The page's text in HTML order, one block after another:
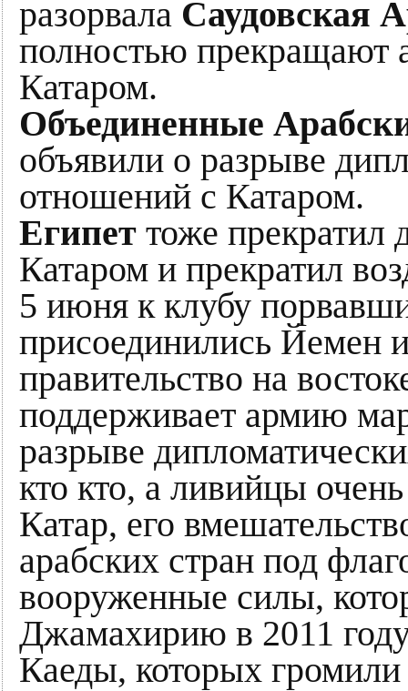
разорвала Саудовская
полностью прекращают
Катаром.
Объединенные
объявили о разрыве
отношений с Катаром.
Египет тоже прекратил
Катаром и прекратил
5 июня к клубу
присоединились Йемен
правительство на
поддерживает армию
разрыве
кто кто, а ливийцы
Катар, его
арабских стран под
вооруженные силы,
Джамахирию в 2011
Каеды, которых